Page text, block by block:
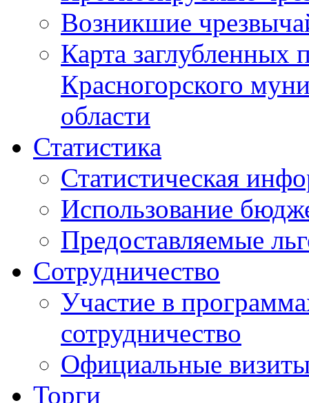
Возникшие
Карта
Красногорского
области
Статистика
Статистическая
Использование
Предоставляемые
Сотрудничество
Участие в
сотрудничество
Официальные
Торги